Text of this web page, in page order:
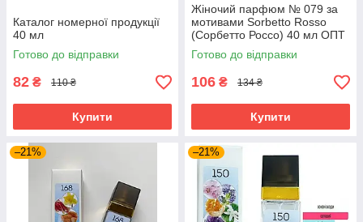
Каталог номерної продукції
40 мл
Готово до відправки
82 ₴ 110 ₴
Купити
Жіночий парфюм № 079 за
мотивами Sorbetto Rosso
(Сорбетто Россо) 40 мл ОПТ
Готово до відправки
106 ₴ 134 ₴
Купити
–21% –21%